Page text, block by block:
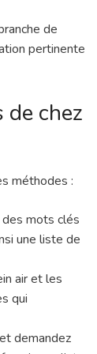
de
pertinente
chez
méthodes :
mots clés
une liste de
air et les
qui
demandez